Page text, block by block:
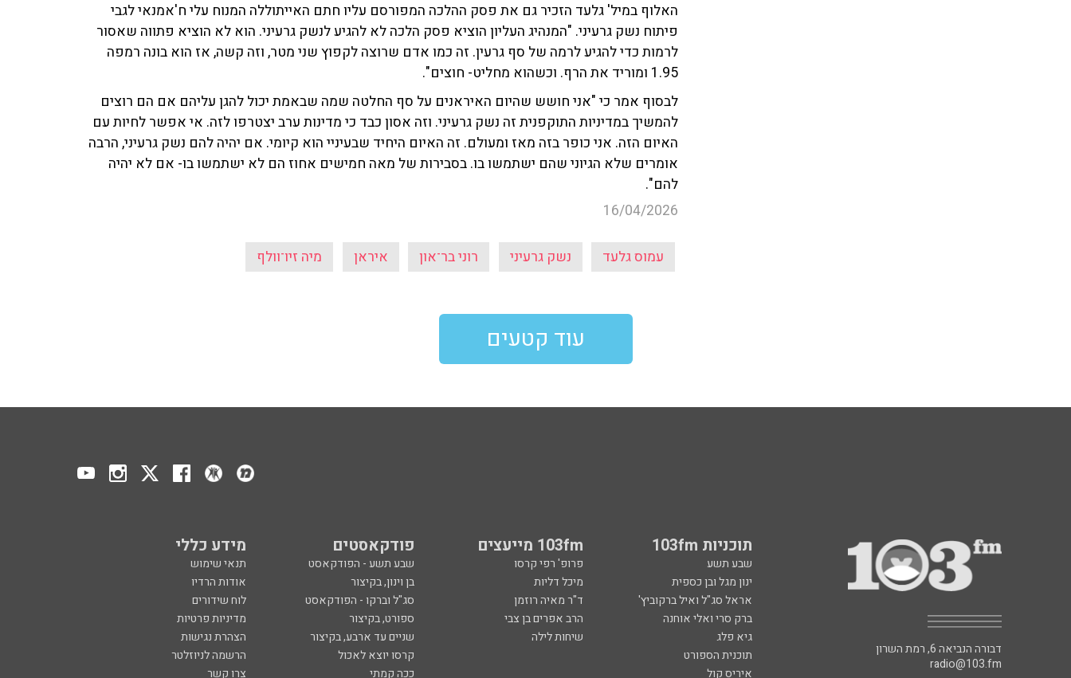
האלוף במיל' גלעד הזכיר גם את פסק ההלכה המפורסם עליו חתם האייתוללה המנוח עלי ח'אמנאי לגבי
פיתוח נשק גרעיני. "המנהיג העליון הוציא פסק הלכה לא להגיע לנשק גרעיני. הוא לא הוציא פתווה שאסור
לרמות כדי להגיע לרמה של סף גרעין. זה כמו אדם שרוצה לקפוץ שני מטר, וזה קשה, אז הוא בונה רמפה
1.95 ומוריד את הרף. וכשהוא מחליט- חוצים".
לבסוף אמר כי "אני חושש שהיום האיראנים על סף החלטה שמה שבאמת יכול להגן עליהם אם הם רוצים
להמשיך במדיניות התוקפנית זה נשק גרעיני. וזה אסון כבד כי מדינות ערב יצטרפו לזה. אי אפשר לחיות עם
האיום הזה. אני כופר בזה מאז ומעולם. זה האיום היחיד שבעיניי הוא קיומי. אם יהיה להם נשק גרעיני, הרבה
אומרים שלא הגיוני שהם ישתמשו בו. בסבירות של מאה חמישים אחוז הם לא ישתמשו בו- אם לא יהיה
להם".
16/04/2026
עמוס גלעד נשק גרעיני רוני בר־און איראן מיה זיו־וולף
עוד קטעים
תוכניות 103fm 103fm מייעצים פודקאסטים מידע כללי
שבע תשע פרופ' רפי קרסו שבע תשע - הפודקאסט
תנאי שימוש
ינון מגל ובן כספית
מיכל דליות בן וינון, בקיצור
אודות הרדיו
אראל סג"ל ואיל ברקוביץ'
ד"ר מאיה רוזמן סג"ל וברקו - הפודקאסט
לוח שידורים
ברק סרי ואלי אוחנה
הרב אפרים בן צבי ספורט, בקיצור
מדיניות פרטיות
גיא פלג
שיחות לילה שניים עד ארבע, בקיצור
הצהרת נגישות
תוכנית הספורט
קרסו יוצא לאכול
הרשמה לניוזלטר
איריס קול
ככה קמתי צרו קשר
דבורה הנביאה 6, רמת השרון
radio@103.fm